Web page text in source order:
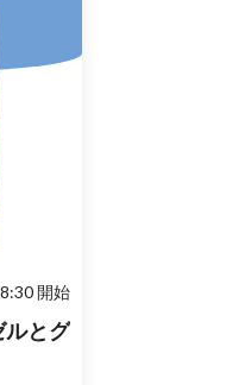
開始
ルとグ